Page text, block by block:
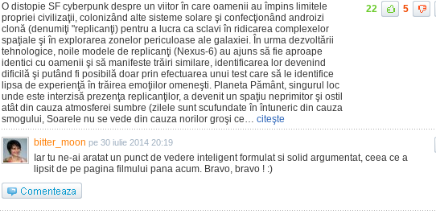
O distopie SF cyberpunk despre un viitor în care oamenii au împins limitele
propriei civilizaţii, colonizând alte sisteme solare şi confecţionând androizi
clonă (denumiţi "replicanţi) pentru a lucra ca sclavi în ridicarea complexelor
spaţiale şi în explorarea zonelor periculoase ale galaxiei. În urma dezvoltării
tehnologice, noile modele de replicanţi (Nexus-6) au ajuns să fie aproape
identici cu oamenii şi să manifeste trăiri similare, identificarea lor devenind
dificilă şi putând fi posibilă doar prin efectuarea unui test care să le identifice
lipsa de experienţă în trăirea emoţiilor omeneşti. Planeta Pământ, singurul loc
unde este interzisă prezenţa replicanţilor, a devenit un spaţiu neprimitor şi ostil
atât din cauza atmosferei sumbre (zilele sunt scufundate în întuneric din cauza
smogului, Soarele nu se vede din cauza norilor groşi ce… citeşte
22 5
bitter_moon pe 30 iulie 2014 20:19
Iar tu ne-ai aratat un punct de vedere inteligent formulat si solid argumentat, ceea ce a
lipsit de pe pagina filmului pana acum. Bravo, bravo ! :)